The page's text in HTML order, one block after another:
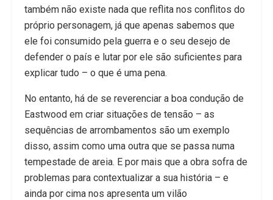
também não existe nada que reflita nos conflitos do
próprio personagem, já que apenas sabemos que
ele foi consumido pela guerra e o seu desejo de
defender o país e lutar por ele são suficientes para
explicar tudo – o que é uma pena.
No entanto, há de se reverenciar a boa condução de
Eastwood em criar situações de tensão – as
sequências de arrombamentos são um exemplo
disso, assim como uma outra que se passa numa
tempestade de areia. E por mais que a obra sofra de
problemas para contextualizar a sua história – e
ainda por cima nos apresenta um vilão